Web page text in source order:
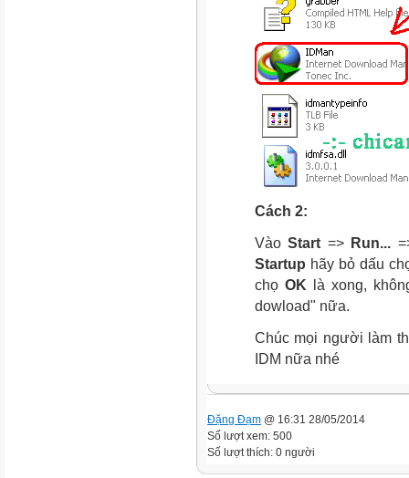
Cách 2:
VàoStart => Run...
Startup hãy bỏ dấu
chọOK là xong,
dowload" nữa.
Chúc mọi người làm
IDM nữa nhé
Đặng Đạm @ 16:31 28/05/2014
Số lượt xem: 500
Số lượt thích: 0 người